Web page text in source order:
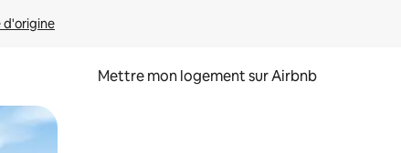
d'origine
Mettre mon logement sur Airbnb